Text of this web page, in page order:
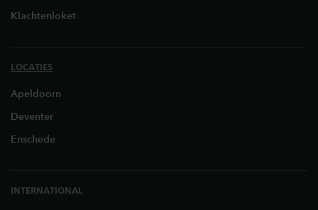
Klachtenloket
LOCATIES
Apeldoorn
Deventer
Enschede
INTERNATIONAL